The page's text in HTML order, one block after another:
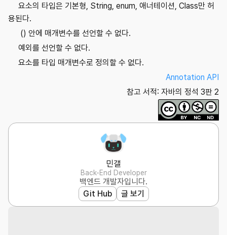
요소의 타입은 기본형, String, enum, 애너테이션, Class만 허
용된다.
() 안에 매개변수를 선언할 수 없다.
예외를 선언할 수 없다.
요소를 타입 매개변수로 정의할 수 없다.
Annotation API
참고 서적: 자바의 정석 3판 2
민갤
Back-End Developer
백엔드 개발자입니다.
Git Hub
글 보기